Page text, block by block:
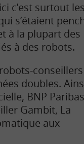
c’est surtout les
s’étaient
à la plupart des
à des robots.
conseillers
doubles.
BNP
Gambit, La
aux